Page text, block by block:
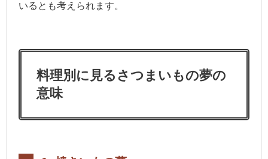
いるとも考えられます。
料理別に見るさつまいもの夢の
意味